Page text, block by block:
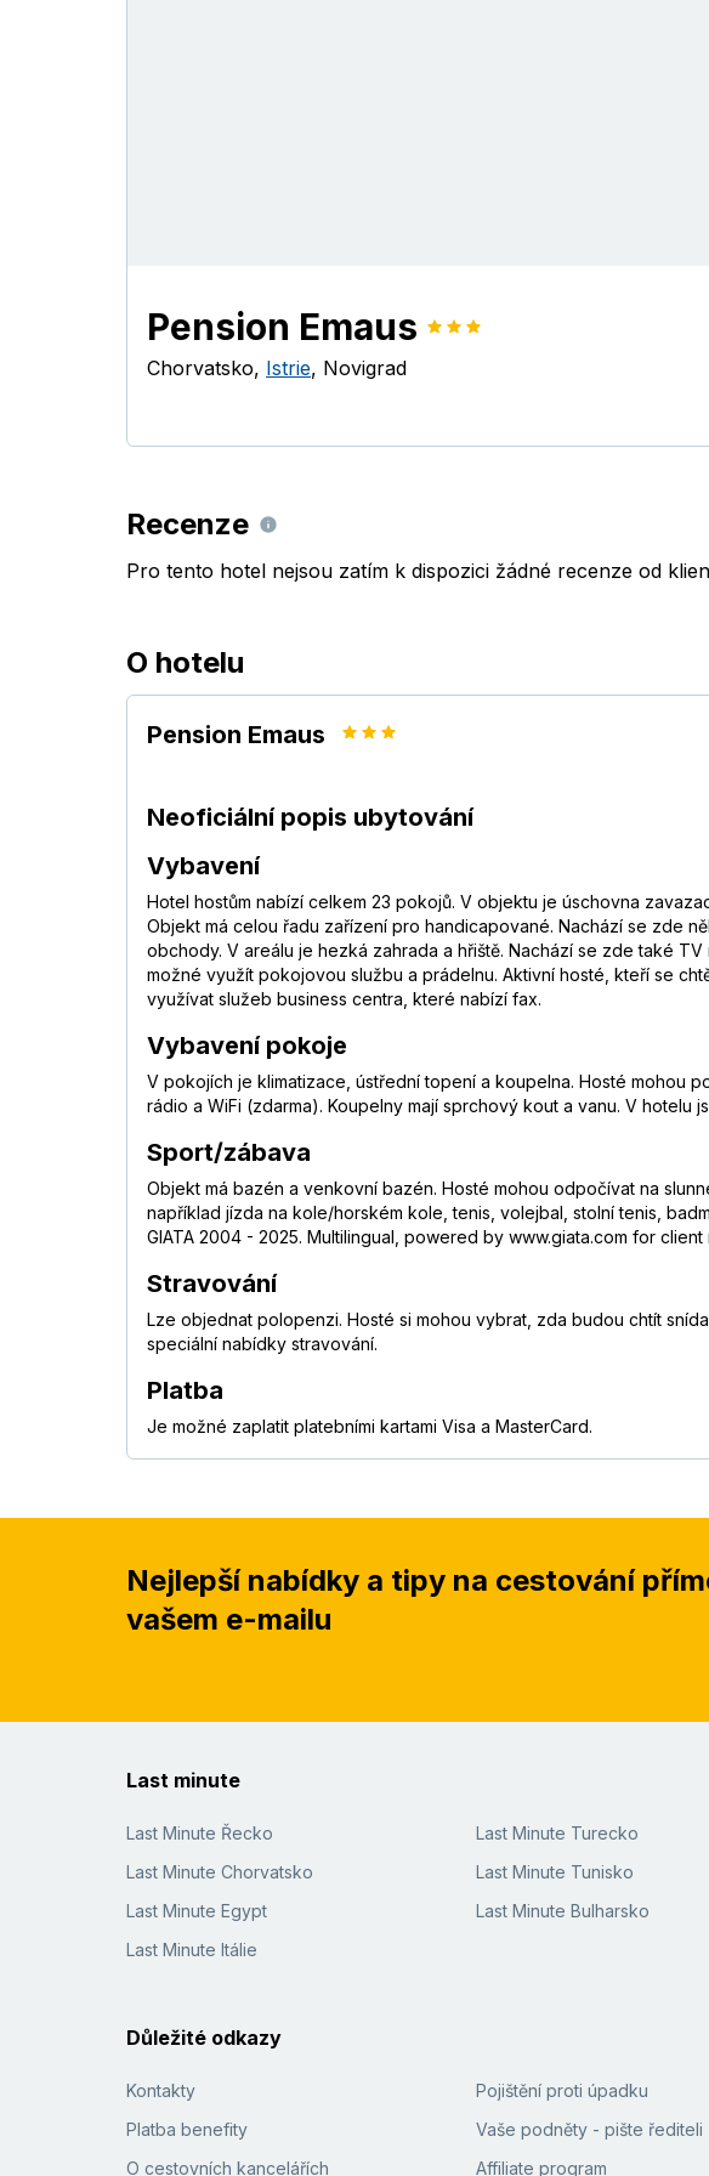
Pension Emaus
Chorvatsko, Istrie, Novigrad
Recenze
Pro tento hotel nejsou zatím k dispozici žádné recenze od
O hotelu
Pension Emaus
Neoficiální popis ubytování
Vybavení
Hotel hostům nabízí celkem 23 pokojů. V objektu je úschovna
Objekt má celou řadu zařízení pro handicapované. Nachází se zde
obchody. V areálu je hezká zahrada a hřiště. Nachází se zde také
možné využít pokojovou službu a prádelnu. Aktivní hosté, kteří se
využívat služeb business centra, které nabízí fax.
Vybavení pokoje
V pokojích je klimatizace, ústřední topení a koupelna. Hosté mohou
rádio a WiFi (zdarma). Koupelny mají sprchový kout a vanu. V hotelu
Sport/zábava
Objekt má bazén a venkovní bazén. Hosté mohou odpočívat na
například jízda na kole/horském kole, tenis, volejbal, stolní tenis,
GIATA 2004 - 2025. Multilingual, powered by www.giata.com for client
Stravování
Lze objednat polopenzi. Hosté si mohou vybrat, zda budou chtít
speciální nabídky stravování.
Platba
Je možné zaplatit platebními kartami Visa a MasterCard.
Nejlepší nabídky a tipy na cestování
vašem e-mailu
Last minute
Last Minute Řecko
Last Minute Chorvatsko
Last Minute Egypt
Last Minute Itálie
Last Minute Turecko
Last Minute Tunisko
Last Minute Bulharsko
Důležité odkazy
Kontakty
Platba benefity
O cestovních kancelářích
Pojištění proti úpadku
Vaše podněty - pište řediteli
Affiliate program